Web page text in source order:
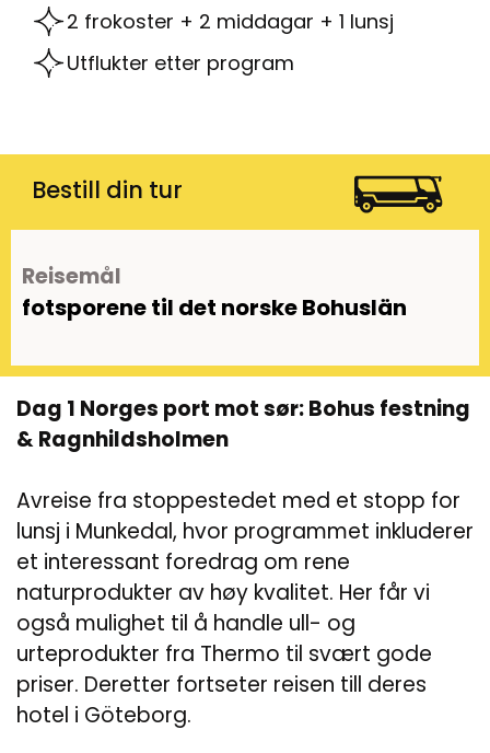
2 frokoster + 2 middagar + 1 lunsj
Utflukter etter program
Bestill din tur
Reisemål
fotsporene til det norske Bohuslän
Dag 1 Norges port mot sør: Bohus festning
& Ragnhildsholmen
Avreise fra stoppestedet med et stopp for
lunsj i Munkedal, hvor programmet inkluderer
et interessant foredrag om rene
naturprodukter av høy kvalitet. Her får vi
også mulighet til å handle ull- og
urteprodukter fra Thermo til svært gode
priser. Deretter fortseter reisen till deres
hotel i Göteborg.